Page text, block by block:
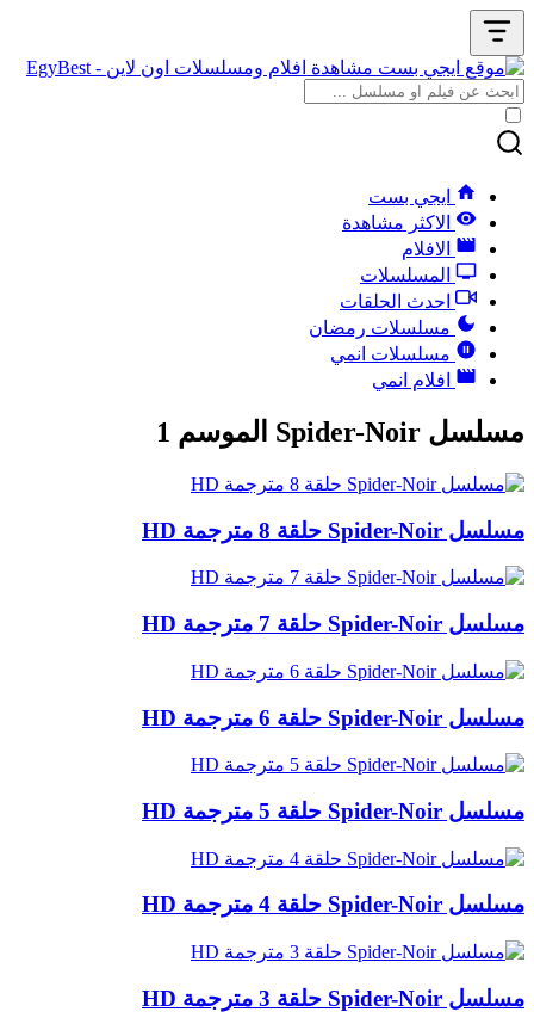
ايجي بست
الاكثر مشاهدة
الافلام
المسلسلات
احدث الحلقات
مسلسلات رمضان
مسلسلات انمي
افلام انمي
مسلسل Spider-Noir الموسم 1
مسلسل Spider-Noir حلقة 8 مترجمة HD
مسلسل Spider-Noir حلقة 7 مترجمة HD
مسلسل Spider-Noir حلقة 6 مترجمة HD
مسلسل Spider-Noir حلقة 5 مترجمة HD
مسلسل Spider-Noir حلقة 4 مترجمة HD
مسلسل Spider-Noir حلقة 3 مترجمة HD